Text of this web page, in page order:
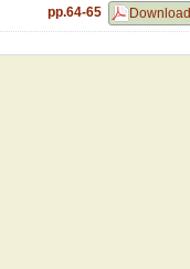
Download
pp.64-65